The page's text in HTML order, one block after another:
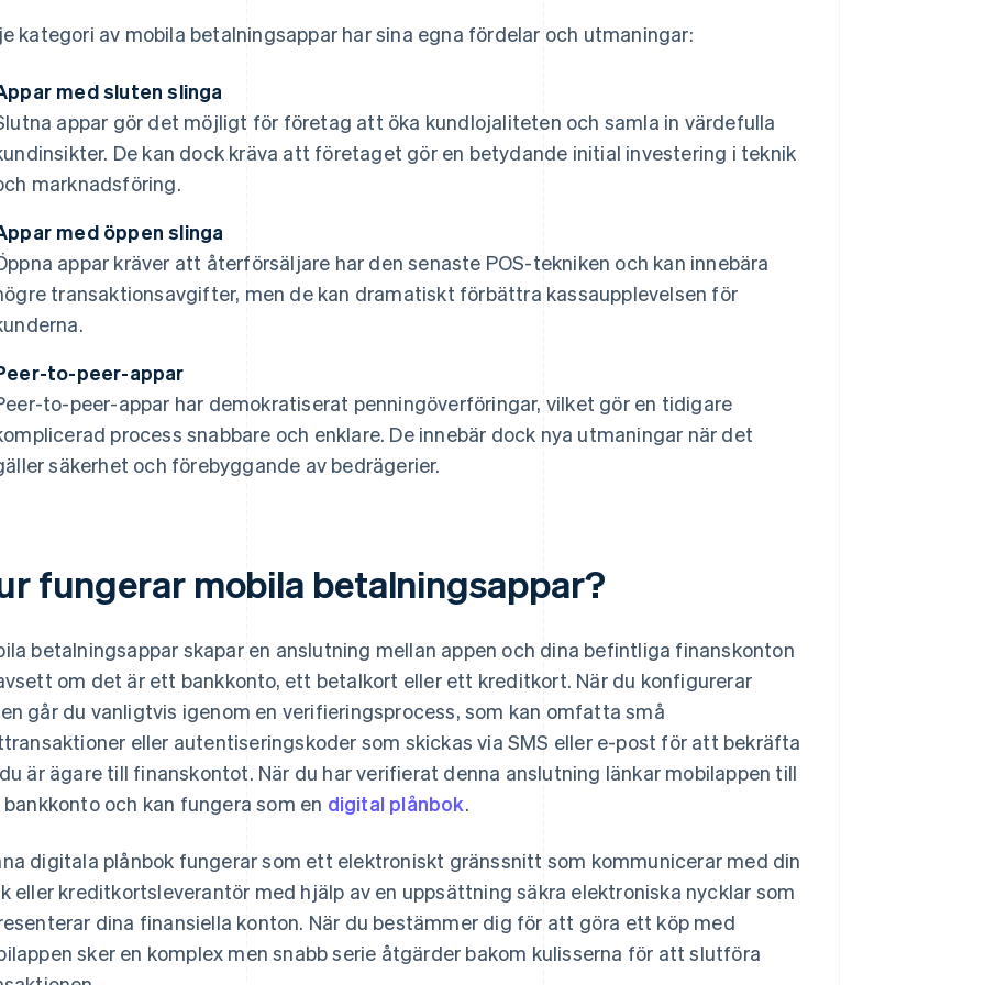
kategori av mobila betalningsappar har sina egna fördelar och utmaningar:
med sluten slinga
appar gör det möjligt för företag att öka kundlojaliteten och samla in värdefulla
De kan dock kräva att företaget gör en betydande initial investering i teknik
marknadsföring.
med öppen slinga
appar kräver att återförsäljare har den senaste POS-tekniken och kan innebära
transaktionsavgifter, men de kan dramatiskt förbättra kassaupplevelsen för
to-peer-appar
to-peer-appar har demokratiserat penningöverföringar, vilket gör en tidigare
process snabbare och enklare. De innebär dock nya utmaningar när det
säkerhet och förebyggande av bedrägerier.
fungerar mobila betalningsappar?
betalningsappar skapar en anslutning mellan appen och dina befintliga finanskonton
om det är ett bankkonto, ett betalkort eller ett kreditkort. När du konfigurerar
går du vanligtvis igenom en verifieringsprocess, som kan omfatta små
eller autentiseringskoder som skickas via SMS eller e-post för att bekräfta
är ägare till finanskontot. När du har verifierat denna anslutning länkar mobilappen till
och kan fungera som en digital plånbok.
digitala plånbok fungerar som ett elektroniskt gränssnitt som kommunicerar med din
eller kreditkortsleverantör med hjälp av en uppsättning säkra elektroniska nycklar som
dina finansiella konton. När du bestämmer dig för att göra ett köp med
sker en komplex men snabb serie åtgärder bakom kulisserna för att slutföra